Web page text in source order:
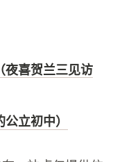
夜喜贺兰三见访
立初中）